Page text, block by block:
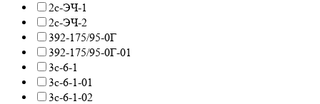
2с-ЭЧ-1
2с-ЭЧ-2
392-175/95-0Г
392-175/95-0Г-01
3с-6-1
3с-6-1-01
3с-6-1-02